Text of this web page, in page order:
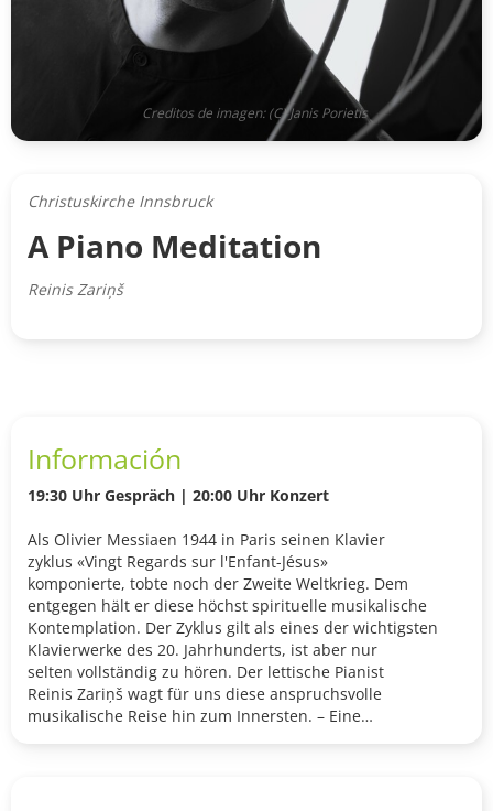
Creditos de imagen: (C) Janis Porietis
Christuskirche Innsbruck
A Piano Meditation
Reinis Zariņš
Información
19:30 Uhr Gespräch | 20:00 Uhr Konzert
Als Olivier Messiaen 1944 in Paris seinen Klavier
zyklus «Vingt Regards sur l'Enfant-Jésus»
komponierte, tobte noch der Zweite Weltkrieg. Dem
entgegen hält er diese höchst spirituelle musikalische
Kontemplation. Der Zyklus gilt als eines der wichtigsten
Klavierwerke des 20. Jahrhunderts, ist aber nur
selten vollständig zu hören. Der lettische Pianist
Reinis Zariņš wagt für uns diese anspruchsvolle
musikalische Reise hin zum Innersten. – Eine